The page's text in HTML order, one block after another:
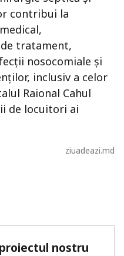
contribui la
tratament,
nosocomiale și
inclusiv a celor
Raional Cahul
de locuitori ai
ziuadeazi.md
nostru